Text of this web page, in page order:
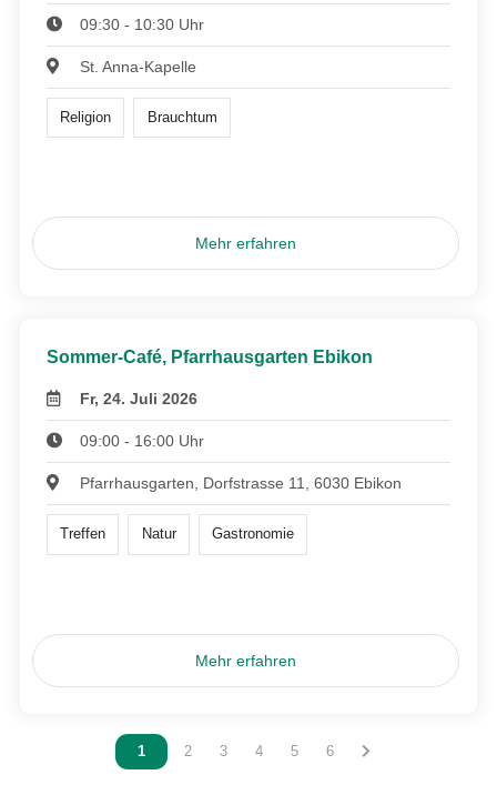
09:30 - 10:30 Uhr
St. Anna-Kapelle
Religion Brauchtum
Mehr erfahren
Sommer-Café, Pfarrhausgarten Ebikon
Fr, 24. Juli 2026
09:00 - 16:00 Uhr
Pfarrhausgarten, Dorfstrasse 11, 6030 Ebikon
Treffen Natur Gastronomie
Mehr erfahren
Vous êtes sur la page
1 Vous êtes sur la page
2 Vous êtes sur la page
3 Vous êtes sur la page
4 Vous êtes sur la page
5 Vous êtes sur la page
6